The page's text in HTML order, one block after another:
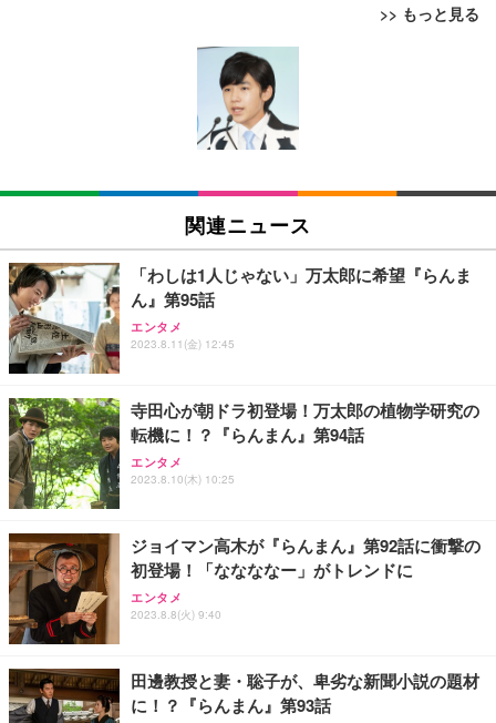
>> もっと見る
[EdoErgo] オフィスチェア 椅子 テレワーク 疲れな
い 跳ね上げ式アームレスト コンパクト 約105度ロッ
キング pc 事務椅子 360度回転 座面昇降 強化ナイロ
ン樹脂ベース 通気性メッシュ 在宅ワーク H-WY01
(黒網+黒枠+黒足)
SIHOO B100 オフィスチェア／デスクチェア メッシ
ュチェア 人間工学 疲れない ブラック
￥27,999
Sezlife オフィスチェア デスクチェア 疲れない テレ
ワーク チェア 強化バックレスト 30度ロッキング機
能 人間工学 椅子 腰サポート 90度跳ね上げ式アーム
ョン PCチェア 通気性メッシュ ゲーミング/勉強/事
務用 おしゃれ パソコンチェア (ブラック)
Sezlife オフィスチェア デスクチェア 疲れない テレ
ワーク チェア 強化バックレスト 30度ロッキング機
能 人間工学 椅子 腰サポート 90度跳ね上げ式アーム
務用 おしゃれ パソコンチェア (ホワイト)
ANDWINT オフィスチェア デスクチェア 肘なし メ
ッシュ 通気性 ランバーサポート付き 腰サポート ガ
ス圧無段階昇降 360度回転 キャスター付き コンパク
EIZO ビジネス向けプレミアムモニター | FlexScan
EV3240X-WT | 31.5型4K UHD・USB Type-C・ホワ
￥105,595
EIZO ビジネス向けプレミアムモニター | FlexScan
【純正品】27"ゲーミングモニター DualSense 充電
フック付き（CFI-ZDM1J）
【整備済み品】Dell E2724HS 27インチ 液晶モニタ
ー フルHD（1920×1080）VA 非光沢 HDMI/DisplayP
ort/VGA スピーカー内蔵 高さ調整 スイベル VESA対
【MiniLED/24.5inch/280Hz/FHD】GRAPHT THE S
HOOTER Gaming Monitor 24” Essential ゲーミン
グモニター QD 24.5インチ 1ms FHD 量子ドット 残
Amazonベーシック ペットシーツ 薄型 レギュラー 1
回使い捨て 無香料 ホワイト 300枚
Amazonベーシック ペットシーツ 厚型 ワイド 42枚
x2袋(84枚) ホワイト(吸収面:ライトブルー)
￥3,234
ネオ・ルーライフ ネオ・オムツ L 中型犬用 26枚入
り 単品
Smart Basic(スマートベーシック) 【Amazon.co.jp
限定】 Smart Basic アイリスオーヤマ ペットシーツ
超厚型 お徳用 ワイド 100枚入 (x 1) (ケース販売)
アイリスオーヤマ ペットシーツ 超厚型 お徳用 レギ
ュラー 200枚入【Amazon.co.jp限定】
関連ニュース
「わしは1人じゃない」万太郎に希望『らんま
ん』第95話
エンタメ
2023.8.11(金) 12:45
寺田心が朝ドラ初登場！万太郎の植物学研究の
転機に！？『らんまん』第94話
エンタメ
2023.8.10(木) 10:25
ジョイマン高木が『らんまん』第92話に衝撃の
初登場！「ななななー」がトレンドに
エンタメ
2023.8.8(火) 9:40
田邊教授と妻・聡子が、卑劣な新聞小説の題材
に！？『らんまん』第93話